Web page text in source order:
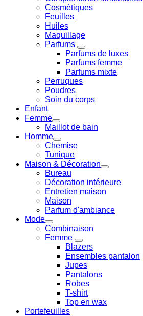
Cosmétiques
Feuilles
Huiles
Maquillage
Parfums
Parfums de luxes
Parfums femme
Parfums mixte
Perruques
Poudres
Soin du corps
Enfant
Femme
Maillot de bain
Homme
Chemise
Tunique
Maison & Décoration
Bureau
Décoration intérieure
Entretien maison
Maison
Parfum d'ambiance
Mode
Combinaison
Femme
Blazers
Ensembles pantalon
Jupes
Pantalons
Robes
T-shirt
Top en wax
Portefeuilles